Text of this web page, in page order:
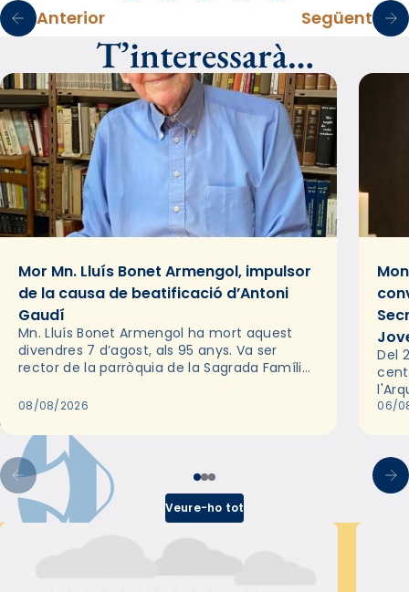
Anterior Següent
T’interessarà…
Mor Mn. Lluís Bonet Armengol, impulsor
de la causa de beatificació d’Antoni
Gaudí
Mn. Lluís Bonet Armengol ha mort aquest
divendres 7 d’agost, als 95 anys. Va ser
rector de la parròquia de la Sagrada Família
2018,…
08/08/2026
Del
les
06/
Veure-ho tot